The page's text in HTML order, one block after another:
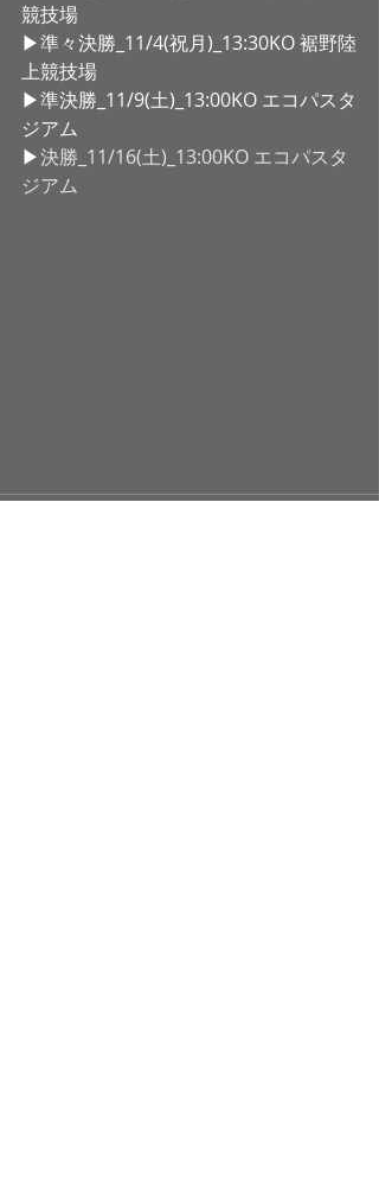
競技場
▶︎準々決勝_11/4(祝月)_13:30KO 裾野陸
上競技場
▶︎準決勝_11/9(土)_13:00KO エコパスタ
ジアム
​▶︎決勝_11/16(土)_13:00KO エコパスタ
ジアム